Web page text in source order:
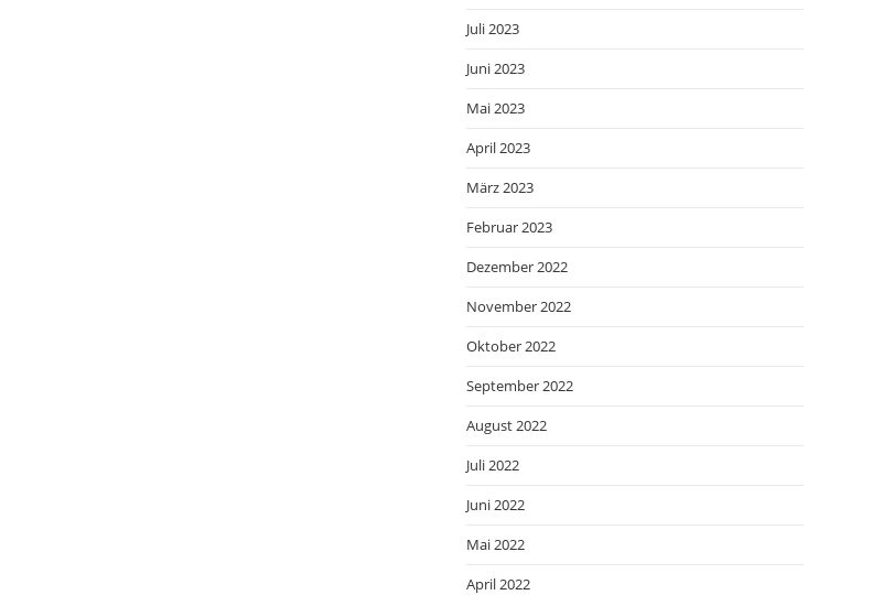
Juli 2023
Juni 2023
Mai 2023
April 2023
März 2023
Februar 2023
Dezember 2022
November 2022
Oktober 2022
September 2022
August 2022
Juli 2022
Juni 2022
Mai 2022
April 2022